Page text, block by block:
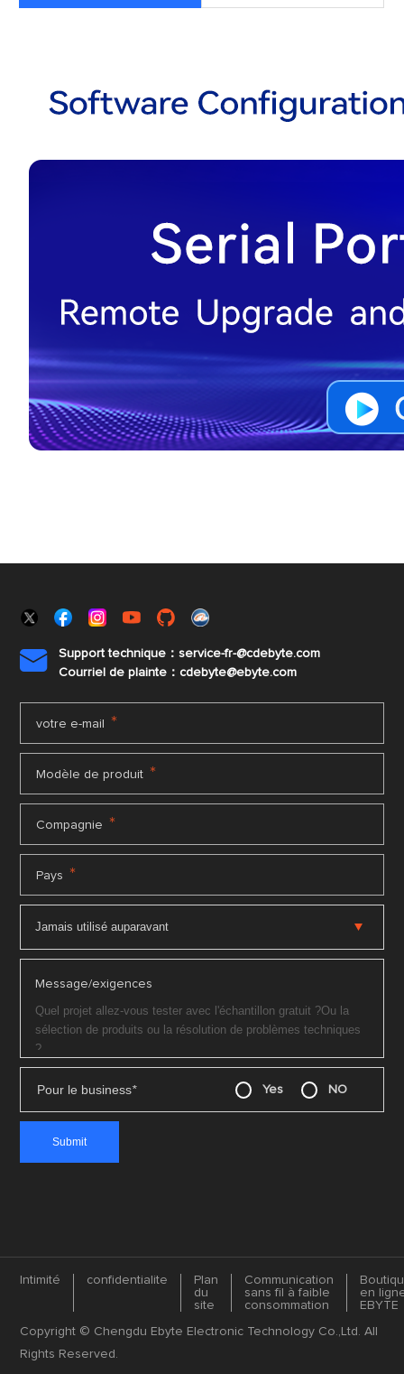

Support technique：service-fr-@cdebyte.com
Courriel de plainte：cdebyte@ebyte.com
votre e-mail *
Modèle de produit *
Compagnie *
Pays *
Message/exigences
Pour le business* Yes NO
Intimité confidentialite
Plan
du
site
Communication
sans fil à faible
consommation
en
EBYTE
Copyright © Chengdu Ebyte Electronic Technology Co.,Ltd. All
Rights Reserved.